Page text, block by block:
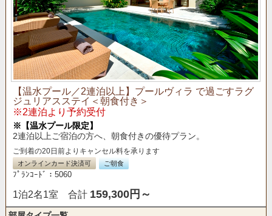
【温水プール／2連泊以上】プールヴィラ で過ごすラグ
ジュリアスステイ＜朝食付き＞
※2連泊より予約受付
※【温水プール限定】
2連泊以上ご宿泊の方へ、朝食付きの優待プラン。
ご到着の20日前よりキャンセル料を承ります
オンラインカード決済可 ご朝食
ﾌﾟﾗﾝｺｰﾄﾞ：5060
1泊2名1室 合計 159,300円～